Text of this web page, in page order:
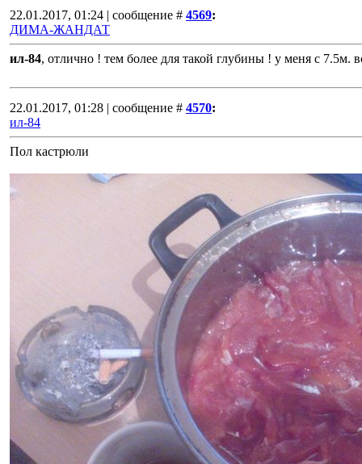
22.01.2017, 01:24 | сообщение # 4569:
ДИМА-ЖАНДАТ
ил-84, отлично ! тем более для такой глубины ! у меня с 7.5м.
22.01.2017, 01:28 | сообщение # 4570:
ил-84
Пол кастрюли